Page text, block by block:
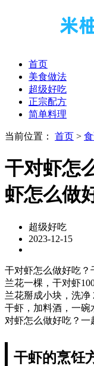
首页
美食做法
超级好吃
正宗配方
简单料理
当前位置： 首页 >
干对虾怎
虾怎么做
超级好吃
2023-12-15
干对虾怎么做好吃？
兰花一棵，干对虾
兰花掰成小块，洗净
干虾，加料酒，一碗
对虾怎么做好吃？一
干虾的烹饪